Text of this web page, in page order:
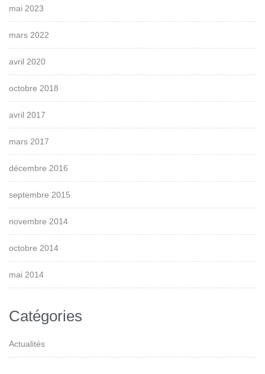
mai 2023
mars 2022
avril 2020
octobre 2018
avril 2017
mars 2017
décembre 2016
septembre 2015
novembre 2014
octobre 2014
mai 2014
Catégories
Actualités